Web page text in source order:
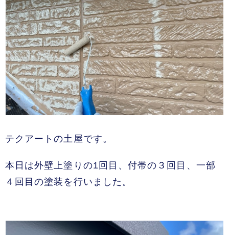
テクアートの土屋です。
本日は外壁上塗りの1回目、付帯の３回目、一部
４回目の塗装を行いました。